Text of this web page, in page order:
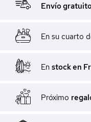
Envío
En su cuarto
En stock en
Próximo